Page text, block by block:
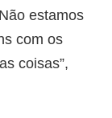
estamos
com os
coisas”,